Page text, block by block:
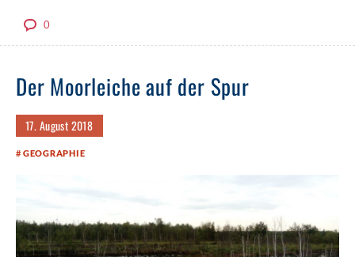
0
Der Moorleiche auf der Spur
17. August 2018
GEOGRAPHIE